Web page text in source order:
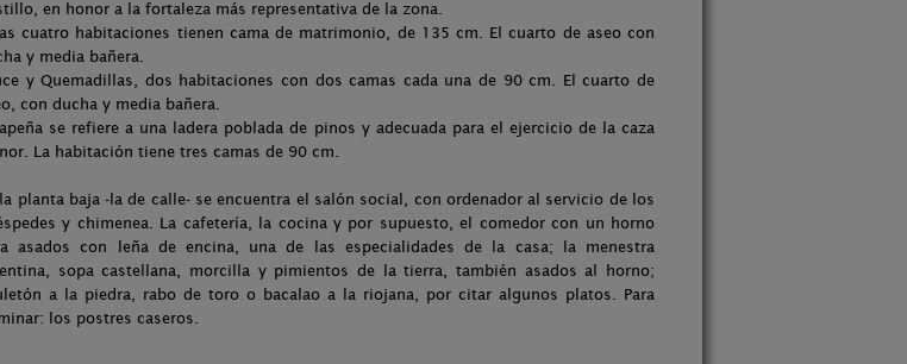
en honor a la fortaleza más representativa de la zona.
cuatro habitaciones tienen cama de matrimonio, de 135 cm. El cuarto de aseo con
y media bañera.
y Quemadillas, dos habitaciones con dos camas cada una de 90 cm. El cuarto de
con ducha y media bañera.
se refiere a una ladera poblada de pinos y adecuada para el ejercicio de la caza
La habitación tiene tres camas de 90 cm.
planta baja -la de calle- se encuentra el salón social, con ordenador al servicio de los
y chimenea. La cafetería, la cocina y por supuesto, el comedor con un horno
asados con leña de encina, una de las especialidades de la casa; la menestra
sopa castellana, morcilla y pimientos de la tierra, también asados al horno;
a la piedra, rabo de toro o bacalao a la riojana, por citar algunos platos. Para
los postres caseros.